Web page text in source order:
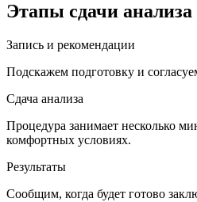
Этапы сдачи анализа
Запись и рекомендации
Подскажем подготовку и
Сдача анализа
Процедура занимает несколько
комфортных условиях.
Результаты
Сообщим, когда будет готово